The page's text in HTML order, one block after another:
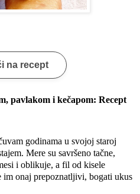
na recept
pavlakom i kečapom: Recept
godinama u svojoj staroj
Mere su savršeno tačne,
i oblikuje, a fil od kisele
im onaj prepoznatljivi, bogati ukus